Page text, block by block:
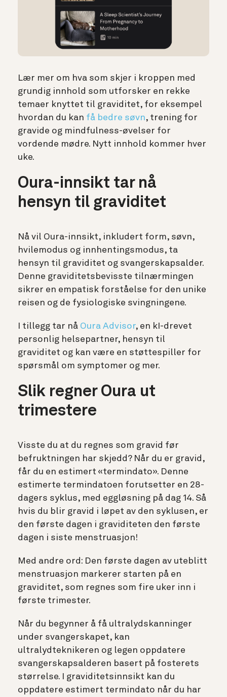
Lær mer om hva som skjer i kroppen med
grundig innhold som utforsker en rekke
temaer knyttet til graviditet, for eksempel
hvordan du kan få bedre søvn, trening for
gravide og mindfulness-øvelser for
vordende mødre. Nytt innhold kommer hver
uke.
Oura-innsikt tar nå
hensyn til graviditet
Nå vil Oura-innsikt, inkludert form, søvn,
hvilemodus og innhentingsmodus, ta
hensyn til graviditet og svangerskapsalder.
Denne graviditetsbevisste tilnærmingen
sikrer en empatisk forståelse for den unike
reisen og de fysiologiske svingningene.
I tillegg tar nå Oura Advisor, en kI-drevet
personlig helsepartner, hensyn til
graviditet og kan være en støttespiller for
spørsmål om symptomer og mer.
Slik regner Oura ut
trimestere
Visste du at du regnes som gravid før
befruktningen har skjedd? Når du er gravid,
får du en estimert «termindato». Denne
estimerte termindatoen forutsetter en 28-
dagers syklus, med eggløsning på dag 14. Så
hvis du blir gravid i løpet av den syklusen, er
den første dagen i graviditeten den første
dagen i siste menstruasjon!
Med andre ord: Den første dagen av uteblitt
menstruasjon markerer starten på en
graviditet, som regnes som fire uker inn i
første trimester.
Når du begynner å få ultralydskanninger
under svangerskapet, kan
ultralydteknikeren og legen oppdatere
svangerskapsalderen basert på fosterets
størrelse. I graviditetsinnsikt kan du
oppdatere estimert termindato når du har